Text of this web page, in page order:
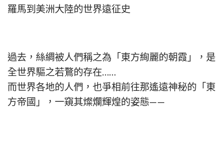
羅馬到美洲大陸的世界遠征史
過去，絲綢被人們稱之為「東方絢麗的朝霞」，是
全世界驅之若鶩的存在……
而世界各地的人們，也爭相前往那遙遠神秘的「東
方帝國」，一窺其燦爛輝煌的姿態——